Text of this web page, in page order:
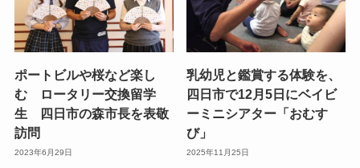
ポートビルや桜など楽し
む ロータリー交換留学
生 四日市の森市長を表敬
訪問
2023年6月29日
乳幼児と鑑賞する体験を、
四日市で12月5日にベイビ
ーミニシアター「おむす
び」
2025年11月25日